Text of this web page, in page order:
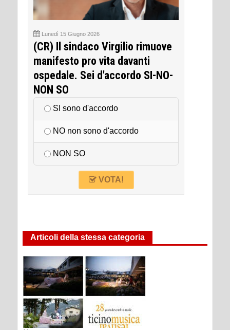
Lunedì 15 Giugno 2026
(CR) Il sindaco Virgilio rimuove
manifesto pro vita davanti
ospedale. Sei d'accordo SI-NO-
NON SO
SI sono d'accordo
NO non sono d'accordo
NON SO
VOTA!
Articoli della stessa categoria